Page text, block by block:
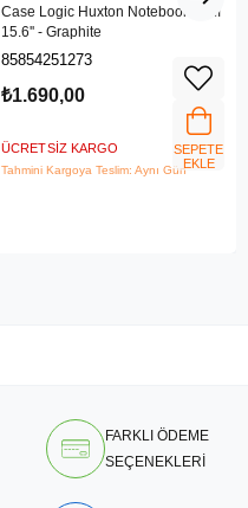
Case Logic Huxton Notebook Kılıfı
15.6'' - Graphite
85854251273
₺1.690,00
ÜCRETSIZ KARGO
Tahmini Kargoya Teslim: Aynı Gün
SEPETE
EKLE
FARKLI ÖDEME
SEÇENEKLERİ